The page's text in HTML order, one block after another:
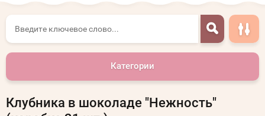
Категории
Клубника в шоколаде "Нежность"